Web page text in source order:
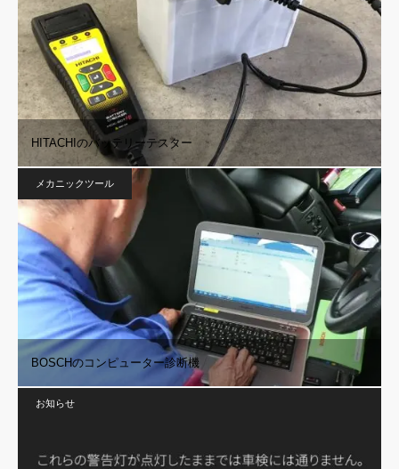
HITACHIのバッテリーテスター
メカニックツール
BOSCHのコンピューター診断機
お知らせ